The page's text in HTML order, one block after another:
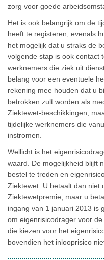
zorg voor goede
Het is ook belangrijk om de
heeft te registeren, evenals
het mogelijk dat u straks de
volgende stap is ook contact
werknemers die ziek uit
belang voor een eventuele
rekening mee houden dat u
betrokken zult worden als
Ziektewet-beschikkingen,
tijdelijke werknemers die
instromen.
Wellicht is het
waard. De mogelijkheid blijft
bestel te treden en
Ziektewet. U betaalt dan niet
Ziektewetpremie, maar u
ingang van 1 januari 2013 is
om eigenrisicodrager voor
die kiezen voor het
bovendien het inlooprisico